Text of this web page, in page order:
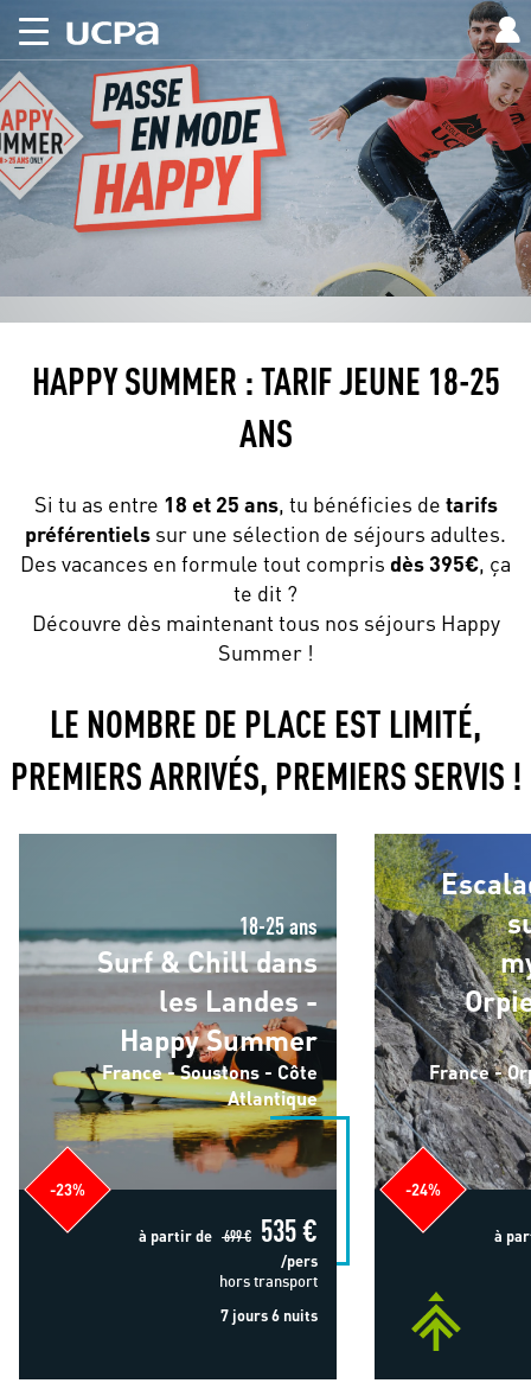
HAPPY SUMMER : TARIF JEUNE 18-25
ANS
Si tu as entre 18 et 25 ans, tu bénéficies de tarifs
préférentiels sur une sélection de séjours adultes.
Des vacances en formule tout compris dès 395€ , ça
te dit ?
Découvre dès maintenant tous nos séjours Happy
Summer !
LE NOMBRE DE PLACE EST LIMITÉ,
PREMIERS ARRIVÉS, PREMIERS SERVIS !
18-25 ans
Surf & Chill dans
les Landes -
Happy Summer
France - Soustons - Côte
Atlantique
-23%
à partir de 699 € 535 €
/pers
hors transport
7 jours 6 nuits
Escalade
de Orpierre-
France -
-24%
à